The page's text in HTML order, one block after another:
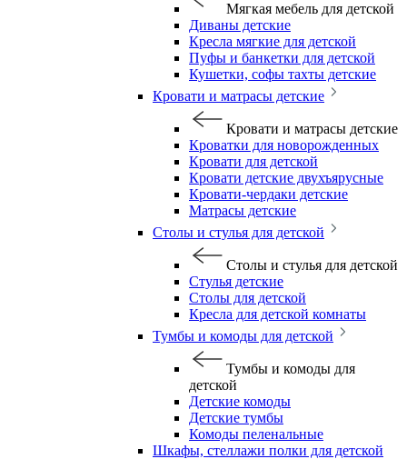
Мягкая мебель для детской
Диваны детские
Кресла мягкие для детской
Пуфы и банкетки для детской
Кушетки, софы тахты детские
Кровати и матрасы детские
Кровати и матрасы детские
Кроватки для новорожденных
Кровати для детской
Кровати детские двухъярусные
Кровати-чердаки детские
Матрасы детские
Столы и стулья для детской
Столы и стулья для детской
Стулья детские
Столы для детской
Кресла для детской комнаты
Тумбы и комоды для детской
Тумбы и комоды для
детской
Детские комоды
Детские тумбы
Комоды пеленальные
Шкафы, стеллажи полки для детской